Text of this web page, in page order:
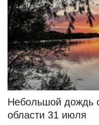
Небольшой дождь
области 31 июля